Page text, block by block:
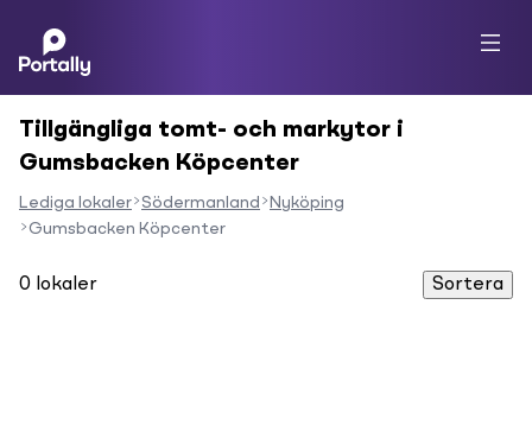
Tillgängliga tomt- och markytor i
Gumsbacken Köpcenter
Lediga lokaler Södermanland
Nyköping
Gumsbacken Köpcenter
0 lokaler Sortera